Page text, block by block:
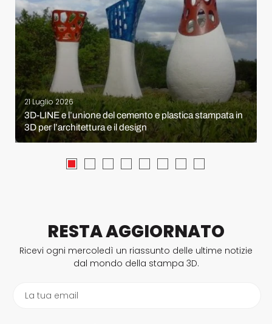
21 Luglio 2026
3D-LINE e l’unione del cemento e plastica stampata in
3D per l’architettura e il design
RESTA AGGIORNATO
Ricevi ogni mercoledì un riassunto delle ultime notizie
dal mondo della stampa 3D.
La tua email